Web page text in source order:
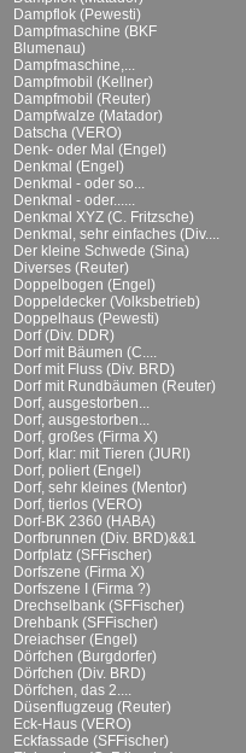
Dampflok (Pewesti)
Dampfmaschine (BKF
Blumenau)
Dampfmaschine,...
Dampfmobil (Kellner)
Dampfmobil (Reuter)
Dampfwalze (Matador)
Datscha (VERO)
Denk- oder Mal (Engel)
Denkmal (Engel)
Denkmal - oder so...
Denkmal - oder......
Denkmal XYZ (C. Fritzsche)
Denkmal, sehr einfaches (Div....
Der kleine Schwede (Sina)
Diverses (Reuter)
Doppelbogen (Engel)
Doppeldecker (Volksbetrieb)
Doppelhaus (Pewesti)
Dorf (Div. DDR)
Dorf mit Bäumen (C....
Dorf mit Fluss (Div. BRD)
Dorf mit Rundbäumen (Reuter)
Dorf, ausgestorben...
Dorf, ausgestorben...
Dorf, großes (Firma X)
Dorf, klar: mit Tieren (JURI)
Dorf, poliert (Engel)
Dorf, sehr kleines (Mentor)
Dorf, tierlos (VERO)
Dorf-BK 2360 (HABA)
Dorfbrunnen (Div. BRD)&&1
Dorfplatz (SFFischer)
Dorfszene (Firma X)
Dorfszene I (Firma ?)
Drechselbank (SFFischer)
Drehbank (SFFischer)
Dreiachser (Engel)
Dörfchen (Burgdorfer)
Dörfchen (Div. BRD)
Dörfchen, das 2....
Düsenflugzeug (Reuter)
Eck-Haus (VERO)
Eckfassade (SFFischer)